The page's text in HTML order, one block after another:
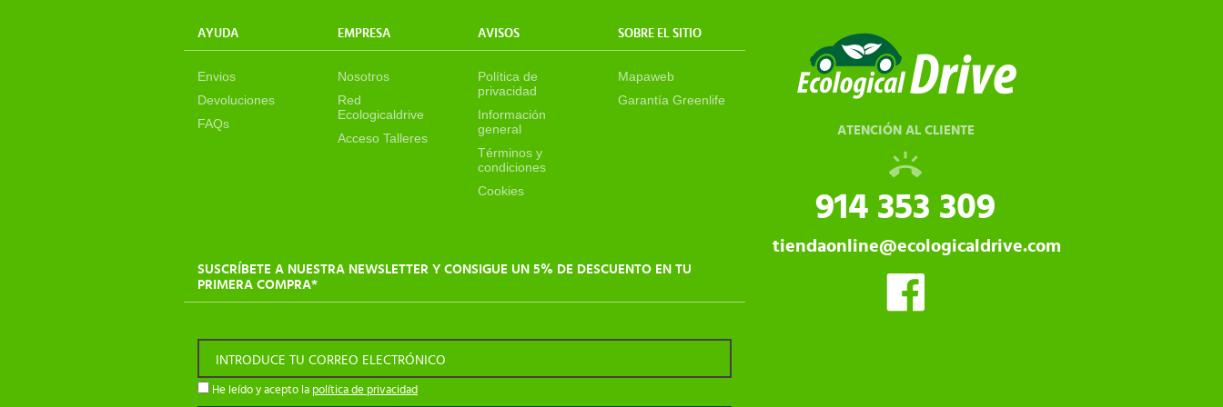
AYUDA EMPRESA AVISOS SOBRE EL SITIO
Envios
Devoluciones
FAQs
Nosotros
Red
Ecologicaldrive
Acceso Talleres
Política de
privacidad
Información
general
Términos y
condiciones
Cookies
Mapaweb
Garantía Greenlife
SUSCRÍBETE A NUESTRA NEWSLETTER Y CONSIGUE UN 5% DE DESCUENTO EN TU
PRIMERA COMPRA*
INTRODUCE TU CORREO ELECTRÓNICO
He leído y acepto la política de privacidad
ATENCIÓN AL CLIENTE
914 353 309
tiendaonline@ecologicaldrive.com